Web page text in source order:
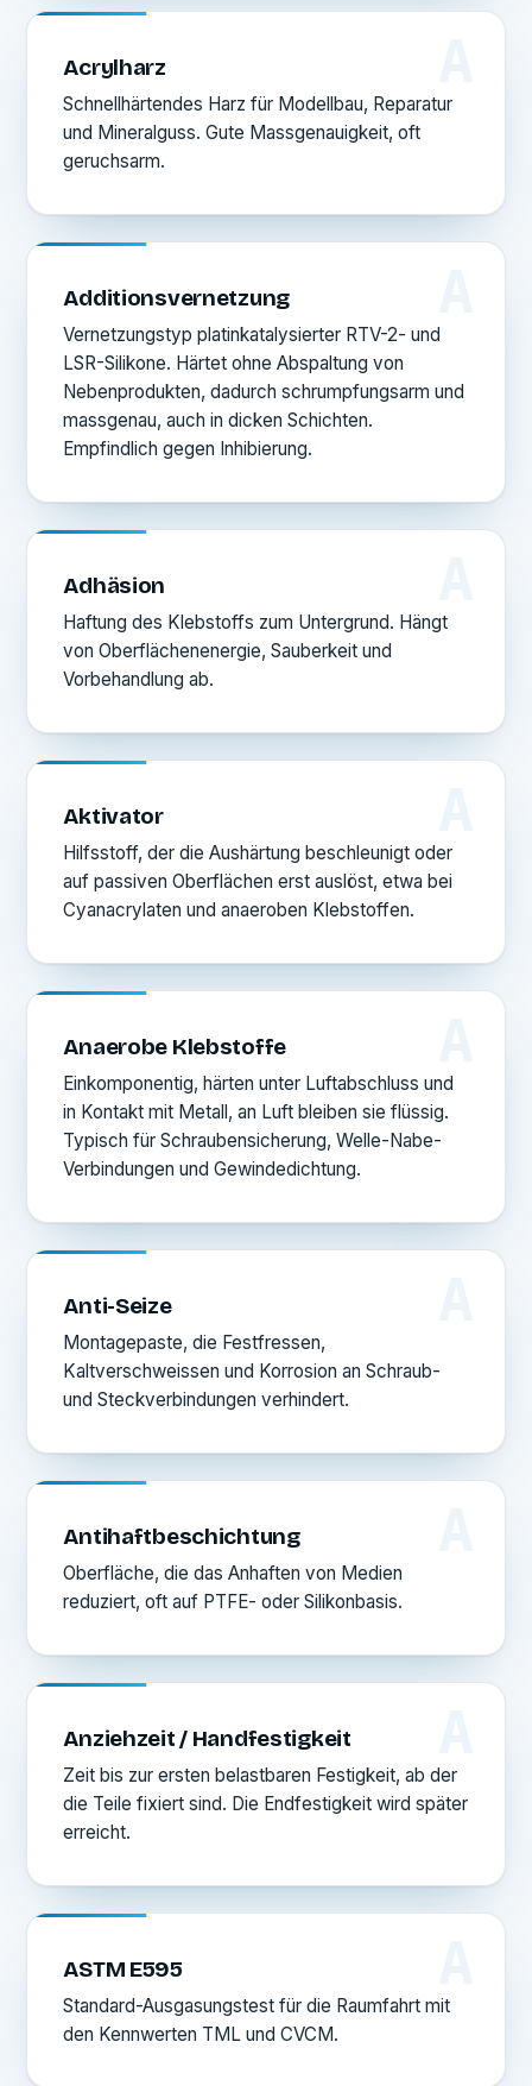
Acrylharz
Schnellhärtendes Harz für Modellbau, Reparatur
und Mineralguss. Gute Massgenauigkeit, oft
geruchsarm.
Additionsvernetzung
Vernetzungstyp platinkatalysierter RTV-2- und
LSR-Silikone. Härtet ohne Abspaltung von
Nebenprodukten, dadurch schrumpfungsarm und
massgenau, auch in dicken Schichten.
Empfindlich gegen Inhibierung.
Adhäsion
Haftung des Klebstoffs zum Untergrund. Hängt
von Oberflächenenergie, Sauberkeit und
Vorbehandlung ab.
Aktivator
Hilfsstoff, der die Aushärtung beschleunigt oder
auf passiven Oberflächen erst auslöst, etwa bei
Cyanacrylaten und anaeroben Klebstoffen.
Anaerobe Klebstoffe
Einkomponentig, härten unter Luftabschluss und
in Kontakt mit Metall, an Luft bleiben sie flüssig.
Typisch für Schraubensicherung, Welle-Nabe-
Verbindungen und Gewindedichtung.
Anti-Seize
Montagepaste, die Festfressen,
Kaltverschweissen und Korrosion an Schraub-
und Steckverbindungen verhindert.
Antihaftbeschichtung
Oberfläche, die das Anhaften von Medien
reduziert, oft auf PTFE- oder Silikonbasis.
Anziehzeit / Handfestigkeit
Zeit bis zur ersten belastbaren Festigkeit, ab der
die Teile fixiert sind. Die Endfestigkeit wird später
erreicht.
ASTM E595
Standard-Ausgasungstest für die Raumfahrt mit
den Kennwerten TML und CVCM.